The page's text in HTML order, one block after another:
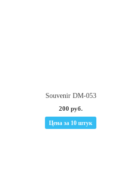
Souvenir DM-053
200 руб.
Цена за 10 штук